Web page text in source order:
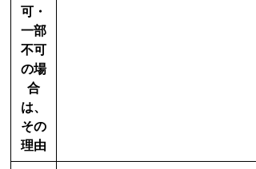
可・
一部
不可
の場
合
は、
その
理由